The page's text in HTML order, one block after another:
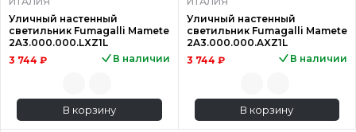
Уличный настенный
светильник Fumagalli Mamete
2A3.000.000.LXZ1L
3 744 ₽
В наличии
В корзину
Уличный настенный
светильник Fumagalli Mamete
2A3.000.000.AXZ1L
3 744 ₽
В наличии
В корзину